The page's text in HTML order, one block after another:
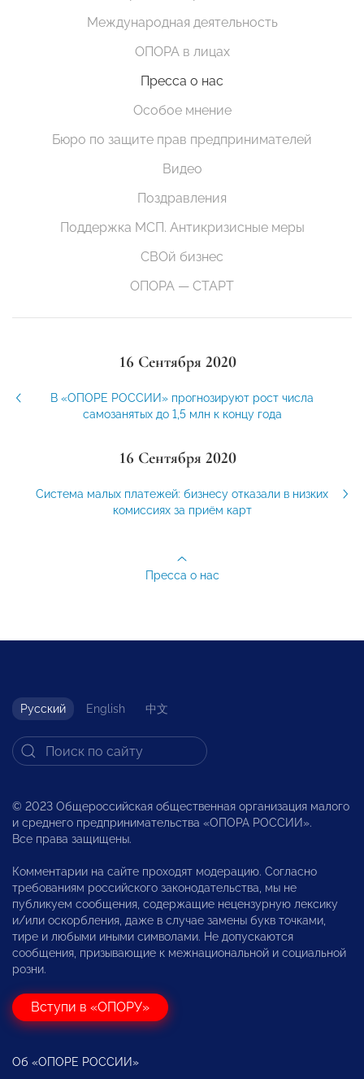
Международная деятельность
ОПОРА в лицах
Пресса о нас
Особое мнение
Бюро по защите прав предпринимателей
Видео
Поздравления
Поддержка МСП. Антикризисные меры
СВОй бизнес
ОПОРА — СТАРТ
16 Сентября 2020
В «ОПОРЕ РОССИИ» прогнозируют рост числа
самозанятых до 1,5 млн к концу года
16 Сентября 2020
Система малых платежей: бизнесу отказали в низких
комиссиях за приём карт
Пресса о нас
Русский English 中文
© 2023 Общероссийская общественная организация малого
и среднего предпринимательства «ОПОРА РОССИИ».
Все права защищены.
Комментарии на сайте проходят модерацию. Согласно
требованиям российского законодательства, мы не
публикуем сообщения, содержащие нецензурную лексику
и/или оскорбления, даже в случае замены букв точками,
тире и любыми иными символами. Не допускаются
сообщения, призывающие к межнациональной и социальной
розни.
Вступи в «ОПОРУ»
Об «ОПОРЕ РОССИИ»